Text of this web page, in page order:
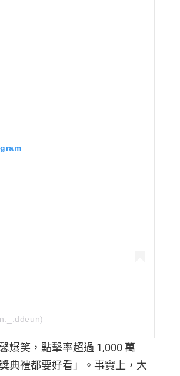
爆笑，點擊率超過 1,000 萬
典禮都要好看」。事實上，大